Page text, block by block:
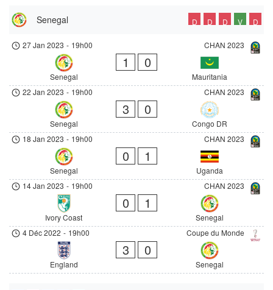
Senegal D D D V D
CHAN 2023
27 Jan 2023 - 19h00
Senegal
1 0
Mauritania
CHAN 2023
22 Jan 2023 - 19h00
Senegal
3 0
Congo DR
CHAN 2023
18 Jan 2023 - 19h00
Senegal
0 1
Uganda
CHAN 2023
14 Jan 2023 - 19h00
Ivory Coast
0 1
Senegal
Coupe du Monde
4 Déc 2022 - 19h00
England
3 0
Senegal